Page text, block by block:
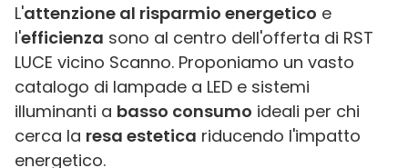
L'attenzione al risparmio energetico e
l'efficienza sono al centro dell'offerta di RST
LUCE vicino Scanno. Proponiamo un vasto
catalogo di lampade a LED e sistemi
illuminanti a basso consumo ideali per chi
cerca la resa estetica riducendo l'impatto
energetico.